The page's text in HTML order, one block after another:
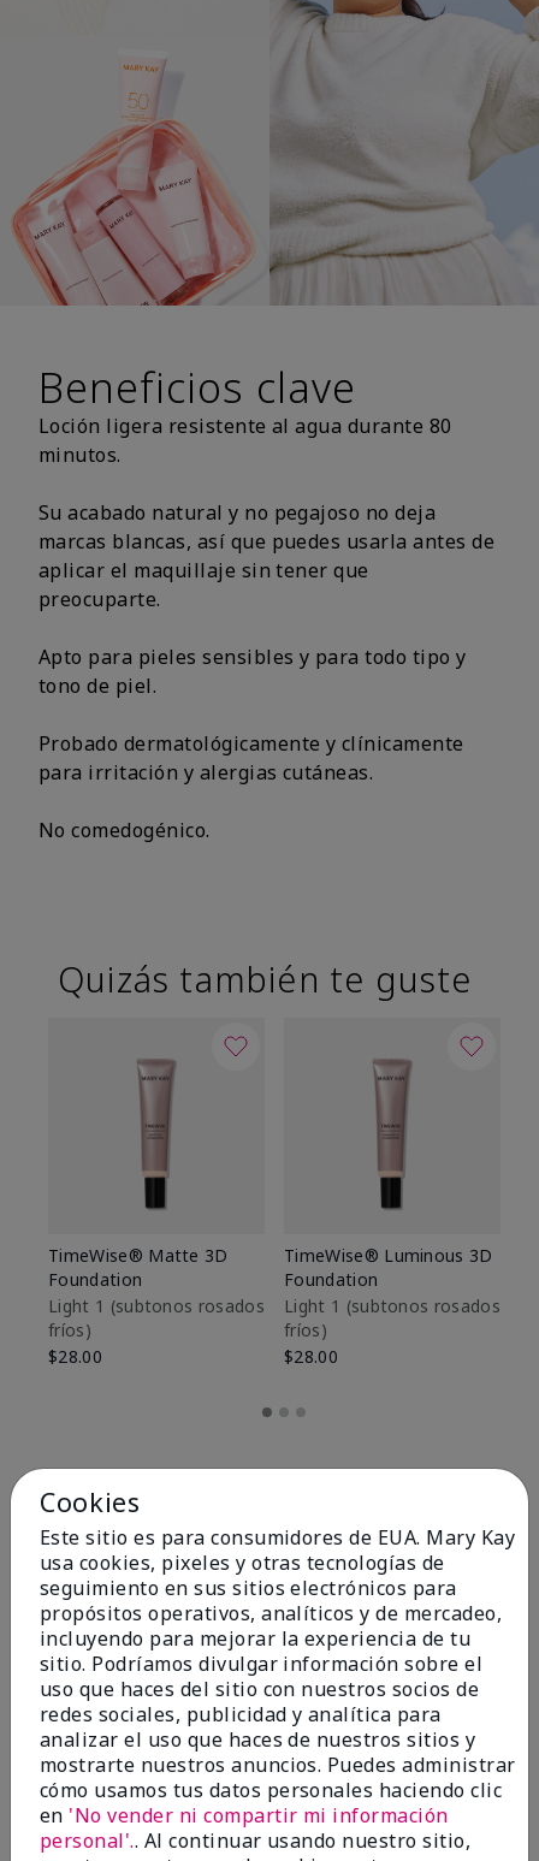
Beneficios clave
Loción ligera resistente al agua durante 80
minutos.
Su acabado natural y no pegajoso no deja
marcas blancas, así que puedes usarla antes de
aplicar el maquillaje sin tener que
preocuparte.
Apto para pieles sensibles y para todo tipo y
tono de piel.
Probado dermatológicamente y clínicamente
para irritación y alergias cutáneas.
No comedogénico.
Quizás también te guste
TimeWise® Matte 3D
Foundation
Light 1​ (subtonos rosados
fríos)
$28.00
TimeWise® Luminous 3D
Foundation
Light 1​ (subtonos rosados
fríos)
$28.00
OPINIONES
4.8
Cookies
Este sitio es para consumidores de EUA. Mary Kay
usa cookies, pixeles y otras tecnologías de
seguimiento en sus sitios electrónicos para
propósitos operativos, analíticos y de mercadeo,
incluyendo para mejorar la experiencia de tu
sitio. Podríamos divulgar información sobre el
uso que haces del sitio con nuestros socios de
redes sociales, publicidad y analítica para
analizar el uso que haces de nuestros sitios y
mostrarte nuestros anuncios. Puedes administrar
cómo usamos tus datos personales haciendo clic
en 'No vender ni compartir mi información
personal'.. Al continuar usando nuestro sitio,